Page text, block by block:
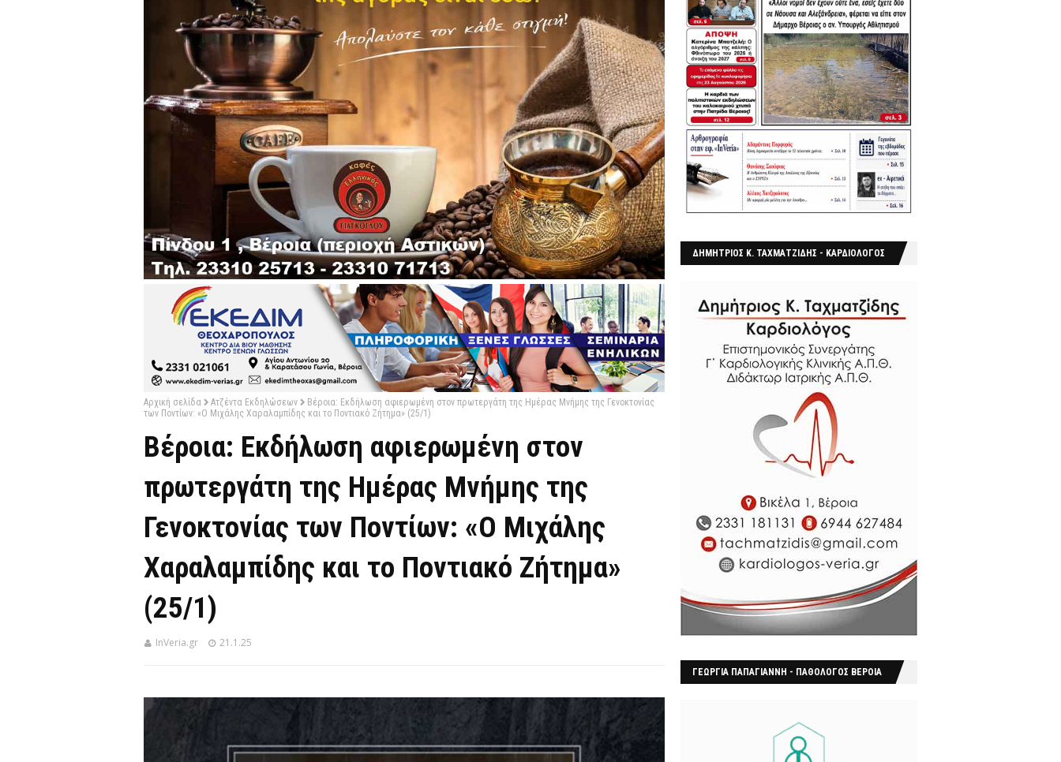
Αρχική σελίδα Ατζέντα Εκδηλώσεων
Βέροια: Εκδήλωση αφιερωμένη στον πρωτεργάτη της Ημέρας Μνήμης της Γενοκτονίας
των Ποντίων: «Ο Μιχάλης Χαραλαμπίδης και το Ποντιακό Ζήτημα» (25/1)
Βέροια: Εκδήλωση αφιερωμένη στον
πρωτεργάτη της Ημέρας Μνήμης της
Γενοκτονίας των Ποντίων: «Ο Μιχάλης
Χαραλαμπίδης και το Ποντιακό Ζήτημα»
(25/1)
InVeria.gr 21.1.25
ΔΗΜΗΤΡΙΟΣ Κ. ΤΑΧΜΑΤΖΙΔΗΣ - ΚΑΡΔΙΟΛΟΓΟΣ
ΓΕΩΡΓΙΑ ΠΑΠΑΓΙΑΝΝΗ - ΠΑΘΟΛΟΓΟΣ ΒΕΡΟΙΑ